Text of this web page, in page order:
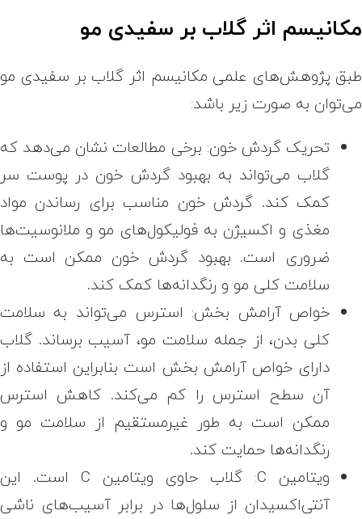
مکانیسم اثر گلاب بر سفیدی مو
طبق پژوهش‌های علمی مکانیسم اثر گلاب بر سفیدی مو
می‌توان به صورت زیر باشد:
تحریک گردش خون: برخی مطالعات نشان می‌دهد که
گلاب می‌تواند به بهبود گردش خون در پوست سر
کمک کند. گردش خون مناسب برای رساندن مواد
مغذی و اکسیژن به فولیکول‌های مو و ملانوسیت‌ها
ضروری است. بهبود گردش خون ممکن است به
سلامت کلی مو و رنگدانه‌ها کمک کند.
خواص آرامش بخش: استرس می‌تواند به سلامت
کلی بدن، از جمله سلامت مو، آسیب برساند. گلاب
دارای خواص آرامش بخش است بنابراین استفاده از
آن سطح استرس را کم می‌کند. کاهش استرس
ممکن است به طور غیرمستقیم از سلامت مو و
رنگدانه‌ها حمایت کند.
ویتامین C:
گلاب حاوی ویتامین C است. این
آنتی‌اکسیدان از سلول‌ها در برابر آسیب‌های ناشی